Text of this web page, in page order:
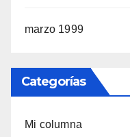
marzo 1999
Categorías
Mi columna